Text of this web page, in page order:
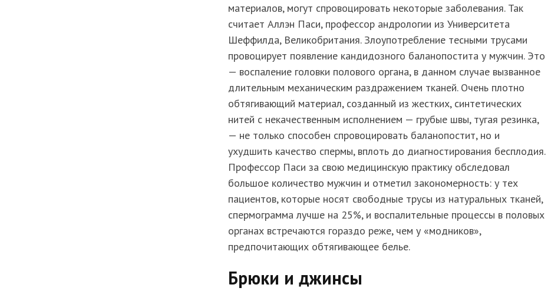
материалов, могут спровоцировать некоторые заболевания. Так
считает Аллэн Паси, профессор андрологии из Университета
Шеффилда, Великобритания. Злоупотребление тесными трусами
провоцирует появление кандидозного баланопостита у мужчин. Это
— воспаление головки полового органа, в данном случае вызванное
длительным механическим раздражением тканей. Очень плотно
обтягивающий материал, созданный из жестких, синтетических
нитей с некачественным исполнением — грубые швы, тугая резинка,
— не только способен спровоцировать баланопостит, но и
ухудшить качество спермы, вплоть до диагностирования бесплодия.
Профессор Паси за свою медицинскую практику обследовал
большое количество мужчин и отметил закономерность: у тех
пациентов, которые носят свободные трусы из натуральных тканей,
спермограмма лучше на 25%, и воспалительные процессы в половых
органах встречаются гораздо реже, чем у «модников»,
предпочитающих обтягивающее белье.
Брюки и джинсы